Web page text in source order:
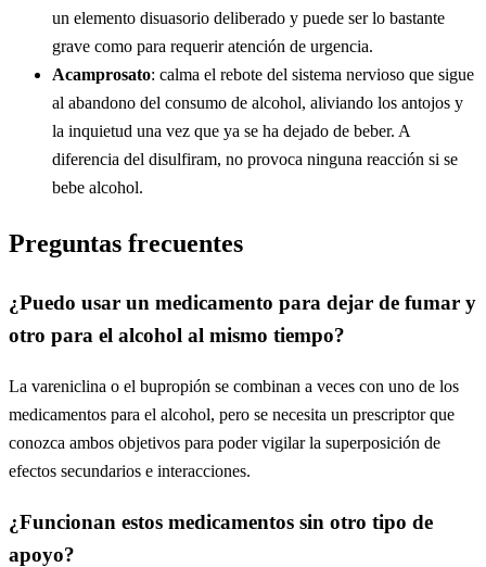
un elemento disuasorio deliberado y puede ser lo bastante
grave como para requerir atención de urgencia.
Acamprosato: calma el rebote del sistema nervioso que sigue
al abandono del consumo de alcohol, aliviando los antojos y
la inquietud una vez que ya se ha dejado de beber. A
diferencia del disulfiram, no provoca ninguna reacción si se
bebe alcohol.
Preguntas frecuentes
¿Puedo usar un medicamento para dejar de fumar y
otro para el alcohol al mismo tiempo?
La vareniclina o el bupropión se combinan a veces con uno de los
medicamentos para el alcohol, pero se necesita un prescriptor que
conozca ambos objetivos para poder vigilar la superposición de
efectos secundarios e interacciones.
¿Funcionan estos medicamentos sin otro tipo de
apoyo?